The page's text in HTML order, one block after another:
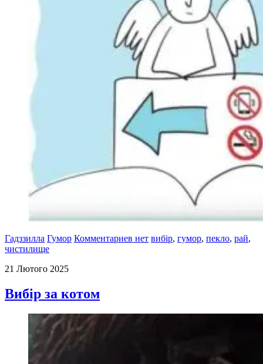
Гадззилла Гумор Комментариев нет вибір, гумор, пекло, рай,
чистилище
21 Лютого 2025
Вибір за котом